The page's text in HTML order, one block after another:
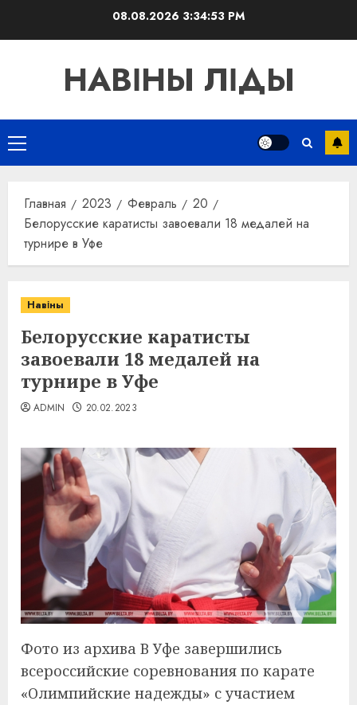
08.08.2026 3:34:53 PM
НАВІНЫ ЛІДЫ
Основное
меню
Главная 2023 Февраль
20
Белорусские каратисты завоевали 18 медалей на
турнире в Уфе
Навіны
Белорусские каратисты
завоевали 18 медалей на
турнире в Уфе
ADMIN 20.02.2023
Фото из архива В Уфе завершились
всероссийские соревнования по карате
«Олимпийские надежды» с участием